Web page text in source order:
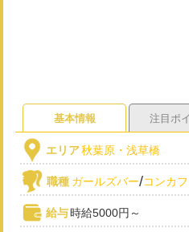
基本情報 注目ポ
エリア秋葉原・浅草橋
職種 ガールズバー/コンカフ
給与時給5000円～